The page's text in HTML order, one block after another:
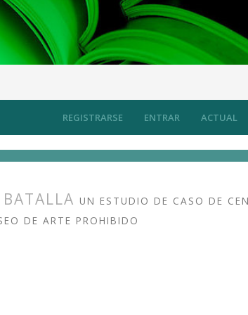
ACTUAL
REGISTRARSE ENTRAR
UN ESTUDIO DE CASO DE
DE ARTE PROHIBIDO